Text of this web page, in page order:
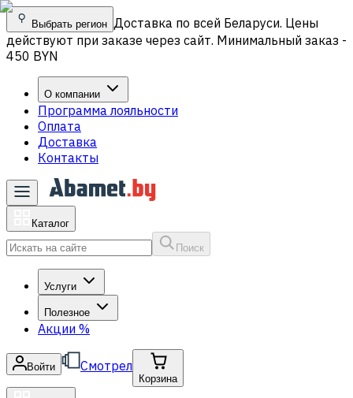
Выбрать регион Доставка по всей Беларуси. Цены
действуют при заказе через сайт. Минимальный заказ -
450 BYN
О компании
Программа лояльности
Оплата
Доставка
Контакты
Каталог
Поиск
Услуги
Полезное
Акции %
Войти Смотрел
Корзина